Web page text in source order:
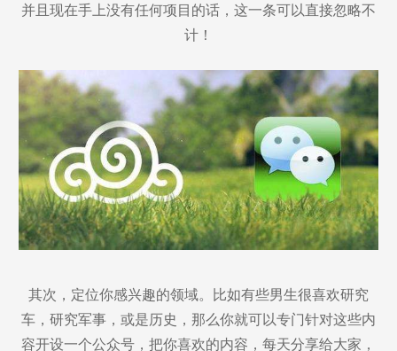
并且现在手上没有任何项目的话，这一条可以直接忽略不
计！
其次，定位你感兴趣的领域。比如有些男生很喜欢研究
车，研究军事，或是历史，那么你就可以专门针对这些内
容开设一个公众号，把你喜欢的内容，每天分享给大家，